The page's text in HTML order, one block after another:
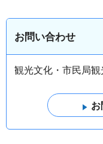
お問い合わせ
観光文化・市民局